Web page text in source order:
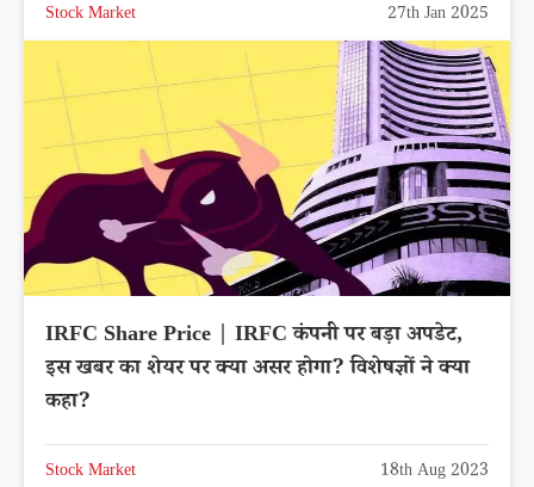
Stock Market 27th Jan 2025
IRFC Share Price | IRFC कंपनी पर बड़ा अपडेट,
इस खबर का शेयर पर क्या असर होगा? विशेषज्ञों ने क्या
कहा?
Stock Market 18th Aug 2023